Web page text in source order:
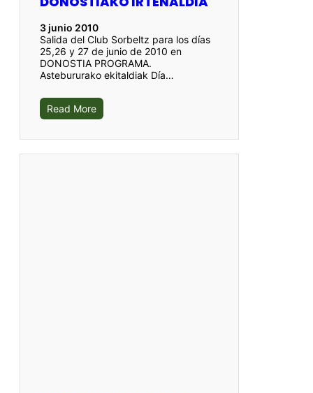
3 junio 2010
Salida del Club Sorbeltz para los días
25,26 y 27 de junio de 2010 en
DONOSTIA PROGRAMA.
Astebururako ekitaldiak Día…
Read More